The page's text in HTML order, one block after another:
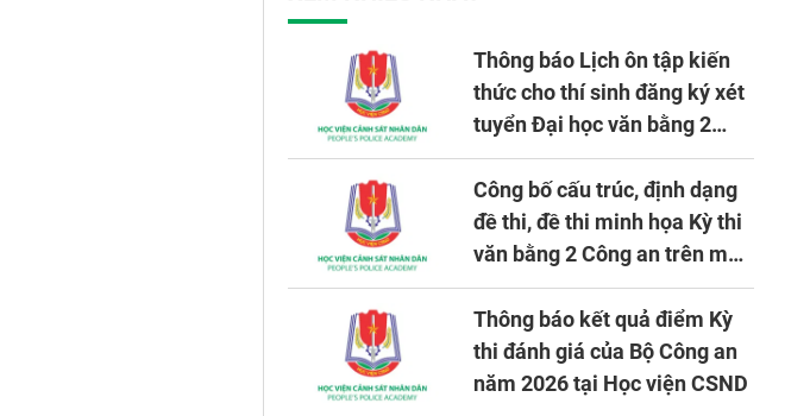
Thông báo Lịch ôn tập kiến
thức cho thí sinh đăng ký xét
tuyển Đại học văn bằng 2
tuyển mới, mở tại Học viện
CSND năm học 2026 - 2027
Công bố cấu trúc, định dạng
đề thi, đề thi minh họa Kỳ thi
văn bằng 2 Công an trên máy
tính
Thông báo kết quả điểm Kỳ
thi đánh giá của Bộ Công an
năm 2026 tại Học viện CSND